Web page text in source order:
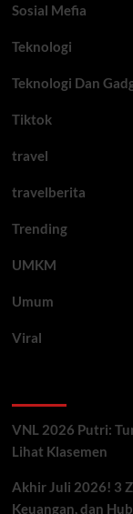
Sosial Mefia
Teknologi
Teknologi Dan
Tiktok
travel
travelberita
Trending
UMKM
Umum
Viral
VNL 2026 Putri:
Lihat Klasemen
Akhir Juli 2026! 3
Keuangan, dan